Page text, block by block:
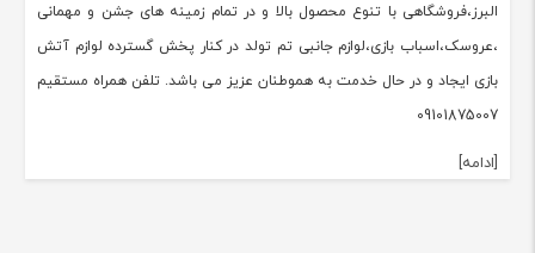
البرز،فروشگاهی با تنوع محصول بالا و در تمام زمینه های جشن و مهمانی
،عروسک،اسباب بازی،لوازم جانبی تم تولد در کنار پخش گسترده لوازم آتش
بازی ایجاد و در حال خدمت به هموطنان عزیز می باشد. تلفن همراه مستقیم
09101875007
[ادامه]